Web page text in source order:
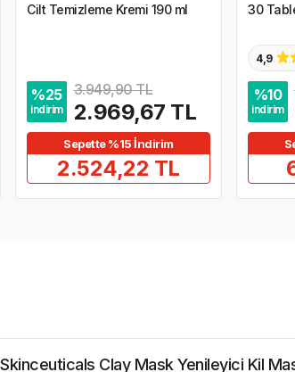
Cilt Temizleme Kremi 190 ml
%25
indirim
3.949,90 TL
2.969,67 TL
Sepette %15 İndirim
2.524,22 TL
30
4,9
%10
indirim
Skinceuticals Clay Mask Yenileyici Kil